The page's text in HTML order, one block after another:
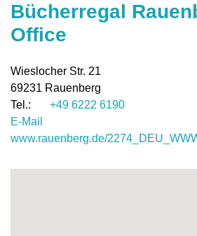
Bücherregal
Office
Wieslocher Str. 21
69231 Rauenberg
+49 6222 6190
E-Mail
www.rauenberg.de/